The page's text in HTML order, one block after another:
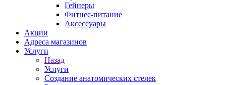
Гейнеры
Фитнес-питание
Аксессуары
Акции
Адреса магазинов
Услуги
Назад
Услуги
Создание анатомических стелек